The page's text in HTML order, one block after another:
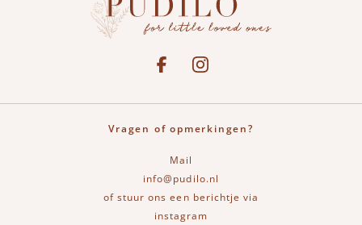
See our FacebookBekijk onze Instagram pagina
Vragen of opmerkingen?
Mail
info@pudilo.nl
of stuur ons een berichtje via
instagram